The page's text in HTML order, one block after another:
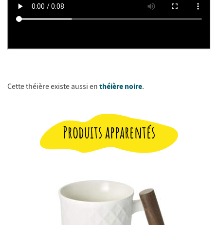
Cette théière existe aussi en théière noire.
Produits apparentés